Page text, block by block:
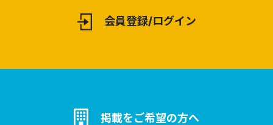
会員登録/ログイン
掲載をご希望の方へ